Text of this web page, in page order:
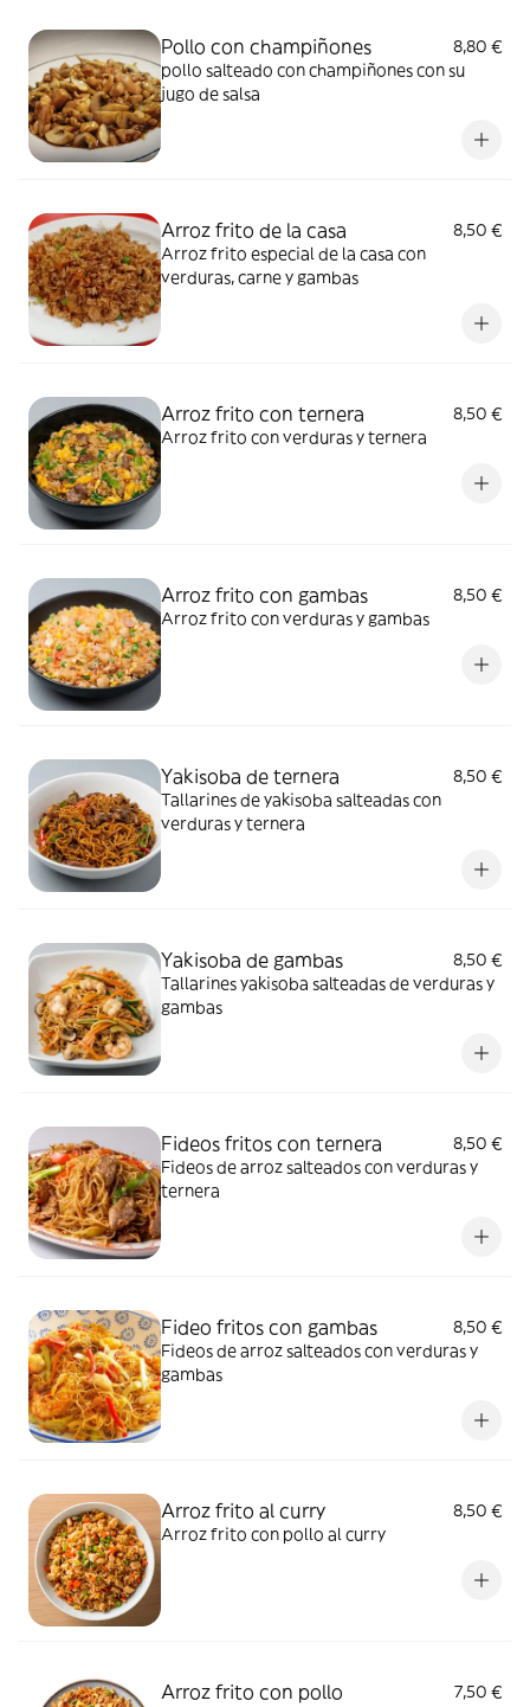
Pollo con champiñones
8,80 €
pollo salteado con champiñones con su
jugo de salsa
Arroz frito de la casa
8,50 €
Arroz frito especial de la casa con
verduras, carne y gambas
Arroz frito con ternera
8,50 €
Arroz frito con verduras y ternera
Arroz frito con gambas
8,50 €
Arroz frito con verduras y gambas
Yakisoba de ternera
8,50 €
Tallarines de yakisoba salteadas con
verduras y ternera
Yakisoba de gambas
8,50 €
Tallarines yakisoba salteadas de verduras y
gambas
Fideos fritos con ternera
8,50 €
Fideos de arroz salteados con verduras y
ternera
Fideo fritos con gambas
8,50 €
Fideos de arroz salteados con verduras y
gambas
Arroz frito al curry
8,50 €
Arroz frito con pollo al curry
Arroz frito con pollo
7,50 €